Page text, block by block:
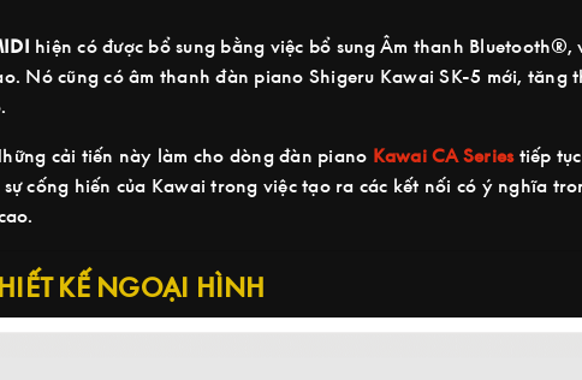
hiện có được bổ sung bằng việc bổ sung Âm thanh Bluetooth®,
Nó cũng có âm thanh đàn piano Shigeru Kawai SK-5 mới, tăng
cải tiến này làm cho dòng đàn piano Kawai CA Seriestiếp
cống hiến của Kawai trong việc tạo ra các kết nối có ý nghĩa
KẾ NGOẠI HÌNH